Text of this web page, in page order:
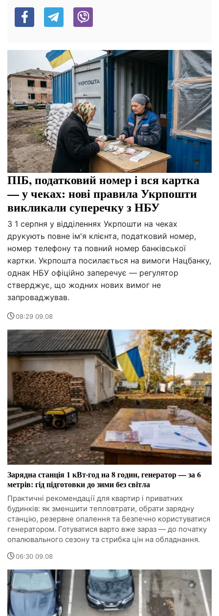
ПІБ, податковий номер і вся картка
— у чеках: нові правила Укрпошти
викликали суперечку з НБУ
З 1 серпня у відділеннях Укрпошти на чеках
друкують повне ім'я клієнта, податковий номер,
номер телефону та повний номер банківської
картки. Укрпошта посилається на вимоги Нацбанку,
однак НБУ офіційно заперечує — регулятор
стверджує, що жодних нових вимог не
запроваджував.
08:29 09.08
Зарядна станція 1 кВт·год на 8 годин, генератор — за 6
метрів: гід підготовки до зими без світла
Практичні рекомендації для квартир і приватних
будинків: як зменшити тепловтрати, обрати зарядну
станцію, резервне опалення та безпечно користуватися
генератором. Готуватися варто вже зараз — до початку
опалювального сезону та стрибка цін на обладнання.
06:30 09.08